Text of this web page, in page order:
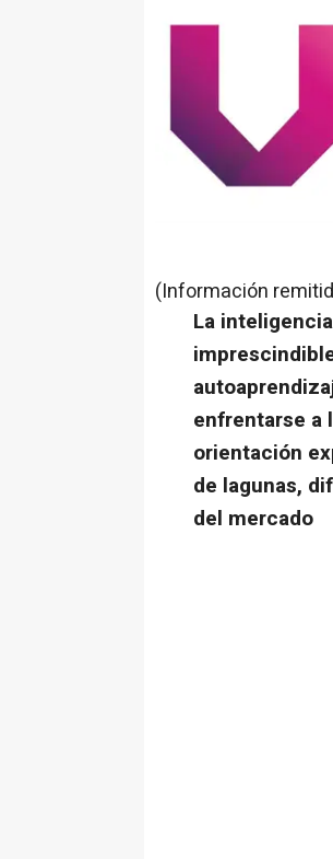
(Información
La
enfrentarse a
orientación
de lagunas,
del mercado